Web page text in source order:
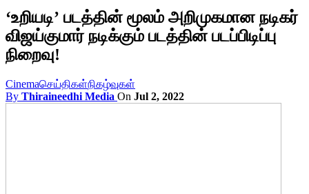
‘உறியடி’ படத்தின் மூலம் அறிமுகமான நடிகர்
விஜய்குமார் நடிக்கும் படத்தின் படப்பிடிப்பு
நிறைவு!
Cinemaசெய்திகள்நிகழ்வுகள்
By Thiraineedhi Media On Jul 2, 2022